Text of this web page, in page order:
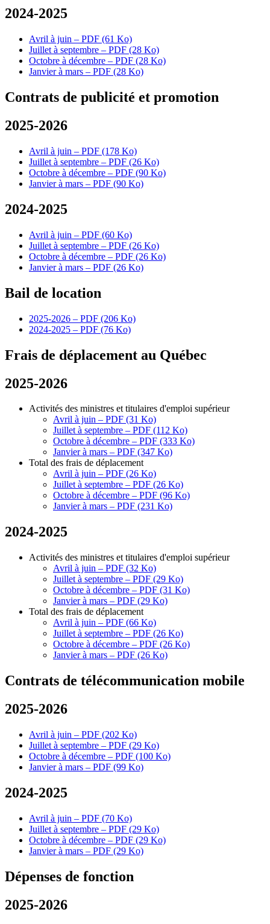
2024-2025
Avril à juin – PDF (61 Ko)
Juillet à septembre – PDF (28 Ko)
Octobre à décembre – PDF (28 Ko)
Janvier à mars – PDF (28 Ko)
Contrats de publicité et promotion
2025-2026
Avril à juin – PDF (178 Ko)
Juillet à septembre – PDF (26 Ko)
Octobre à décembre – PDF (90 Ko)
Janvier à mars – PDF (90 Ko)
2024-2025
Avril à juin – PDF (60 Ko)
Juillet à septembre – PDF (26 Ko)
Octobre à décembre – PDF (26 Ko)
Janvier à mars – PDF (26 Ko)
Bail de location
2025-2026 – PDF (206 Ko)
2024-2025 – PDF (76 Ko)
Frais de déplacement au Québec
2025-2026
Activités des ministres et titulaires d'emploi supérieur
Avril à juin – PDF (31 Ko)
Juillet à septembre – PDF (112 Ko)
Octobre à décembre – PDF (333 Ko)
Janvier à mars – PDF (347 Ko)
Total des frais de déplacement
Avril à juin – PDF (26 Ko)
Juillet à septembre – PDF (26 Ko)
Octobre à décembre – PDF (96 Ko)
Janvier à mars – PDF (231 Ko)
2024-2025
Activités des ministres et titulaires d'emploi supérieur
Avril à juin – PDF (32 Ko)
Juillet à septembre – PDF (29 Ko)
Octobre à décembre – PDF (31 Ko)
Janvier à mars – PDF (29 Ko)
Total des frais de déplacement
Avril à juin – PDF (66 Ko)
Juillet à septembre – PDF (26 Ko)
Octobre à décembre – PDF (26 Ko)
Janvier à mars – PDF (26 Ko)
Contrats de télécommunication mobile
2025-2026
Avril à juin – PDF (202 Ko)
Juillet à septembre – PDF (29 Ko)
Octobre à décembre – PDF (100 Ko)
Janvier à mars – PDF (99 Ko)
2024-2025
Avril à juin – PDF (70 Ko)
Juillet à septembre – PDF (29 Ko)
Octobre à décembre – PDF (29 Ko)
Janvier à mars – PDF (29 Ko)
Dépenses de fonction
2025-2026